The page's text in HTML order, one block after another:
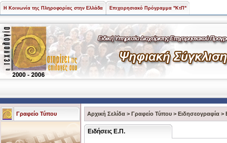
Η Κοινωνία της Πληροφορίας στην Ελλάδα Επιχειρησιακό Πρόγραμμα "ΚτΠ"
Γραφείο Τύπου Αρχική Σελίδα > Γραφείο Τύπου > Ειδησεογραφία >
Ειδήσεις Ε.Π.